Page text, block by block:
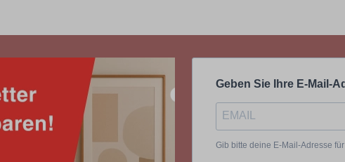
Geben Sie Ihre E-Mail-
Gib bitte deine E-Mail-Adresse